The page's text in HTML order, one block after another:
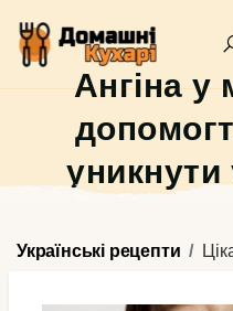
Ангіна у
уникнути
Українські рецепти